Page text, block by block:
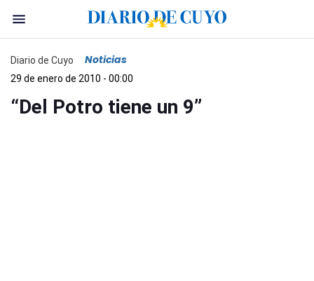
Diario de Cuyo Noticias
29 de enero de 2010 - 00:00
“Del Potro tiene un 9”